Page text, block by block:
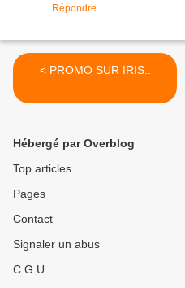
Répondre
< PROMO SUR IRIS..
Hébergé par Overblog
Top articles
Pages
Contact
Signaler un abus
C.G.U.